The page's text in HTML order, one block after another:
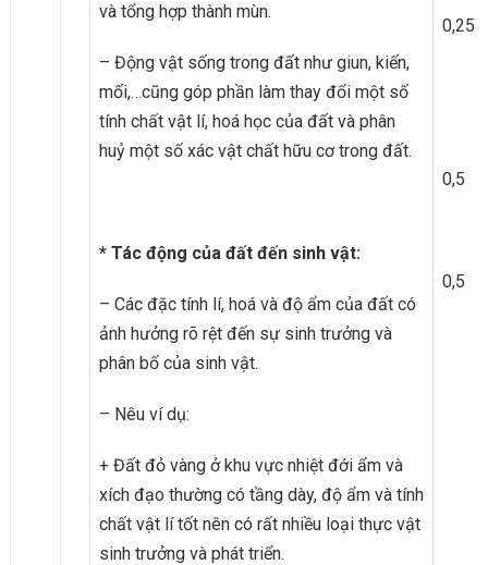
và tổng hợp thành mùn.
– Động vật sống trong đất như giun, kiến,
mối,…cũng góp phần làm thay đổi một số
tính chất vật lí, hoá học của đất và phân
huỷ một số xác vật chất hữu cơ trong đất.
* Tác động của đất đến sinh vật:
– Các đặc tính lí, hoá và độ ẩm của đất có
ảnh hưởng rõ rệt đến sự sinh trưởng và
phân bố của sinh vật.
– Nêu ví dụ:
+ Đất đỏ vàng ở khu vực nhiệt đới ẩm và
xích đạo thường có tầng dày, độ ẩm và tính
chất vật lí tốt nên có rất nhiều loại thực vật
sinh trưởng và phát triển.
0,25
0,5
0,5